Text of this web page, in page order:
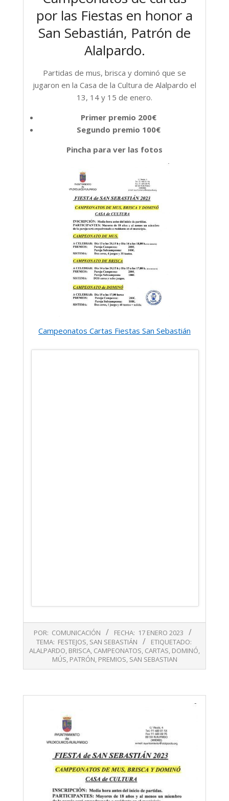
por las Fiestas en honor a
San Sebastián, Patrón de
Alalpardo.
Partidas de mus, brisca y dominó que se
jugaron en la Casa de la Cultura de Alalpardo el
13, 14 y 15 de enero.
Primer premio 200€
Segundo premio 100€
Pincha para ver las fotos
Campeonatos Cartas Fiestas San Sebastián
01-
17
POR: COMUNICACIÓN FECHA: 17 ENERO 2023
TEMA: FESTEJOS, SAN SEBASTIÁN
ETIQUETADO:
ALALPARDO, BRISCA, CAMPEONATOS, CARTAS, DOMINÓ,
MÚS, PATRÓN, PREMIOS, SAN SEBASTIAN